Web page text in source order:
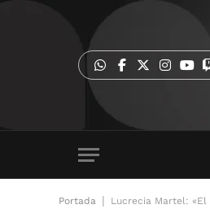
Portada Lucrecia Martel: